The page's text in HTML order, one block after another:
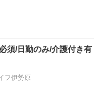
須/日勤のみ/介護付き有
フ伊勢原